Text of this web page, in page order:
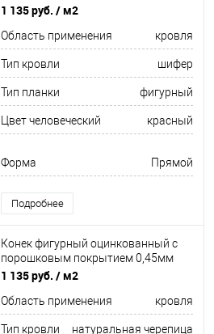
RAL 3020
1 135 руб. / м2
Область применения кровля
Тип кровли шифер
Тип планки фигурный
Цвет человеческий красный
Форма Прямой
Подробнее
Конек фигурный оцинкованный c
порошковым покрытием 0,45мм
RAL 5015
1 135 руб. / м2
Область применения кровля
Тип кровли натуральная черепица